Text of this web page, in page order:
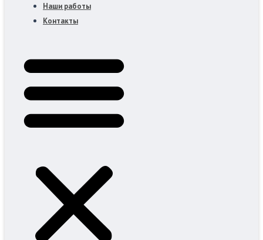
Наши работы
Контакты